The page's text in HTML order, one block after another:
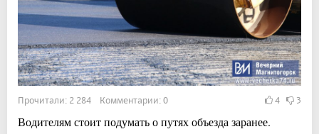
Прочитали: 2 284 Комментарии: 0 4 3
Водителям стоит подумать о путях объезда заранее.